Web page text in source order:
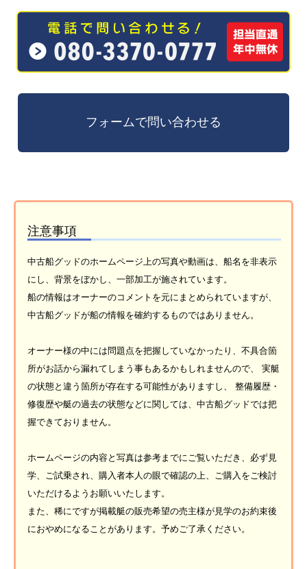
注意事項
中古船グッドのホームページ上の写真や動画は、船名を非表示
にし、背景をぼかし、一部加工が施されています。
船の情報はオーナーのコメントを元にまとめられていますが、
中古船グッドが船の情報を確約するものではありません。
オーナー様の中には問題点を把握していなかったり、不具合箇
所がお話から漏れてしまう事もあるかもしれませんので、 実艇
の状態と違う箇所が存在する可能性がありますし、 整備履歴・
修復歴や艇の過去の状態などに関しては、中古船グッドでは把
握できておりません。
ホームページの内容と写真は参考までにご覧いただき、必ず見
学、ご試乗され、購入者本人の眼で確認の上、ご購入をご検討
いただけるようお願いいたします。
また、稀にですが掲載艇の販売希望の売主様が見学のお約束後
におやめになることがあります。予めご了承ください。